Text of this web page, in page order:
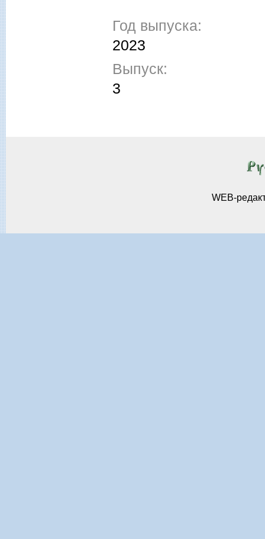
Год выпуска:
2023
Выпуск:
3
WEB-